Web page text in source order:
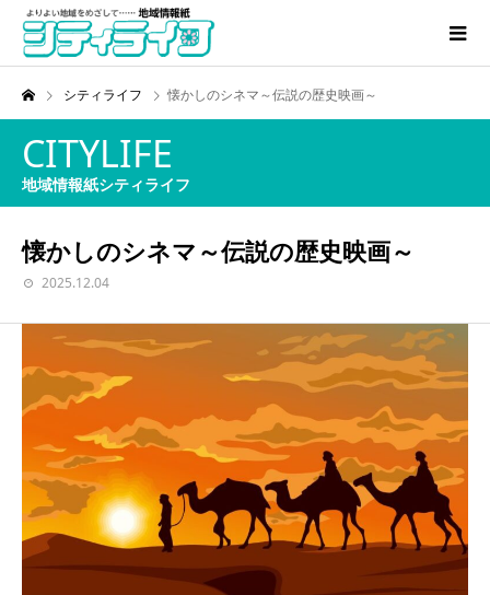
シティライフ 懐かしのシネマ～伝説の歴史映画～
CITYLIFE
地域情報紙シティライフ
懐かしのシネマ～伝説の歴史映画～
2025.12.04